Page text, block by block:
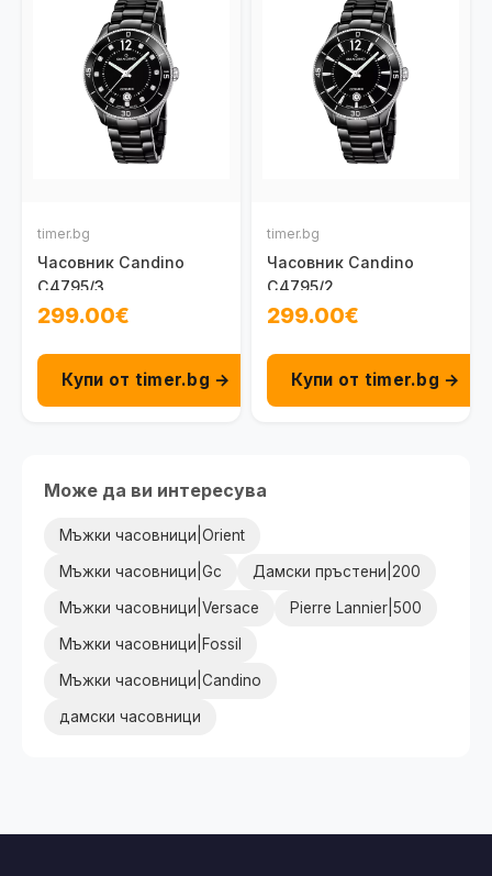
timer.bg
Часовник Candino
C4795/3
299.00€
Купи от timer.bg →
timer.bg
Часовник Candino
C4795/2
299.00€
Купи от timer.bg →
Може да ви интересува
Мъжки часовници|Orient
Мъжки часовници|Gc Дамски пръстени|200
Мъжки часовници|Versace Pierre Lannier|500
Мъжки часовници|Fossil
Мъжки часовници|Candino
дамски часовници